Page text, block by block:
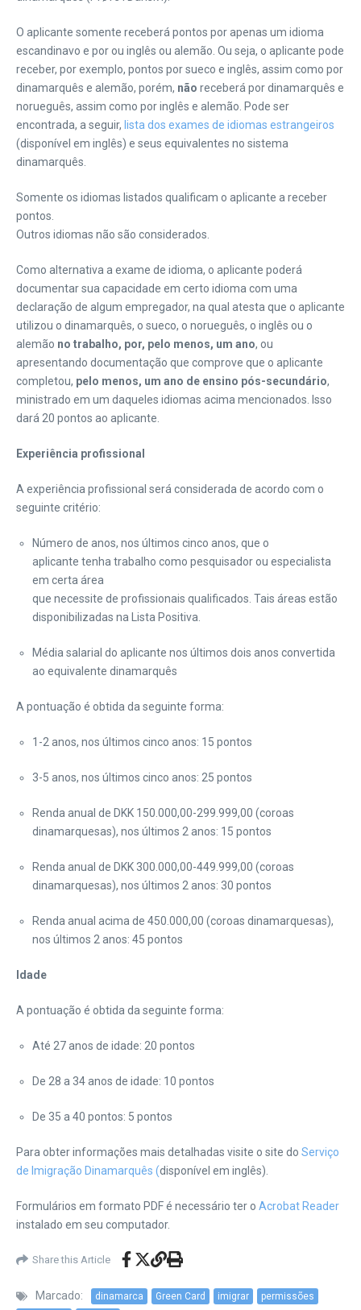
O aplicante somente receberá pontos por apenas um idioma
escandinavo e por ou inglês ou alemão. Ou seja, o aplicante pode
receber, por exemplo, pontos por sueco e inglês, assim como por
dinamarquês e alemão, porém, não receberá por dinamarquês e
norueguês, assim como por inglês e alemão. Pode ser
encontrada, a seguir, lista dos exames de idiomas estrangeiros
(disponível em inglês) e seus equivalentes no sistema
dinamarquês.
Somente os idiomas listados qualificam o aplicante a receber
pontos.
Outros idiomas não são considerados.
Como alternativa a exame de idioma, o aplicante poderá
documentar sua capacidade em certo idioma com uma
declaração de algum empregador, na qual atesta que o aplicante
utilizou o dinamarquês, o sueco, o norueguês, o inglês ou o
alemão no trabalho, por, pelo menos, um ano, ou
apresentando documentação que comprove que o aplicante
completou, pelo menos, um ano de ensino pós-secundário,
ministrado em um daqueles idiomas acima mencionados. Isso
dará 20 pontos ao aplicante.
Experiência profissional
A experiência profissional será considerada de acordo com o
seguinte critério:
Número de anos, nos últimos cinco anos, que o
aplicante tenha trabalho como pesquisador ou especialista
em certa área
que necessite de profissionais qualificados. Tais áreas estão
disponibilizadas na Lista Positiva.
Média salarial do aplicante nos últimos dois anos convertida
ao equivalente dinamarquês
A pontuação é obtida da seguinte forma:
1-2 anos, nos últimos cinco anos: 15 pontos
3-5 anos, nos últimos cinco anos: 25 pontos
Renda anual de DKK 150.000,00-299.999,00 (coroas
dinamarquesas), nos últimos 2 anos: 15 pontos
Renda anual de DKK 300.000,00-449.999,00 (coroas
dinamarquesas), nos últimos 2 anos: 30 pontos
Renda anual acima de 450.000,00 (coroas dinamarquesas),
nos últimos 2 anos: 45 pontos
Idade
A pontuação é obtida da seguinte forma:
Até 27 anos de idade: 20 pontos
De 28 a 34 anos de idade: 10 pontos
De 35 a 40 pontos: 5 pontos
Para obter informações mais detalhadas visite o site do Serviço
de Imigração Dinamarquês (disponível em inglês).
Formulários em formato PDF é necessário ter o Acrobat Reader
instalado em seu computador.
Share this Article
Marcado: dinamarca Green Card imigrar
permissões